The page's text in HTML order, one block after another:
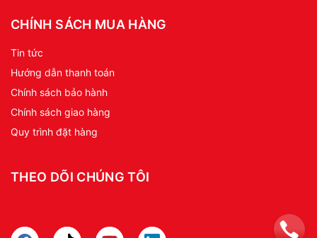
CHÍNH SÁCH MUA HÀNG
Tin tức
Hướng dẫn thanh toán
Chính sách bảo hành
Chính sách giao hàng
Quy trình đặt hàng
THEO DÕI CHÚNG TÔI